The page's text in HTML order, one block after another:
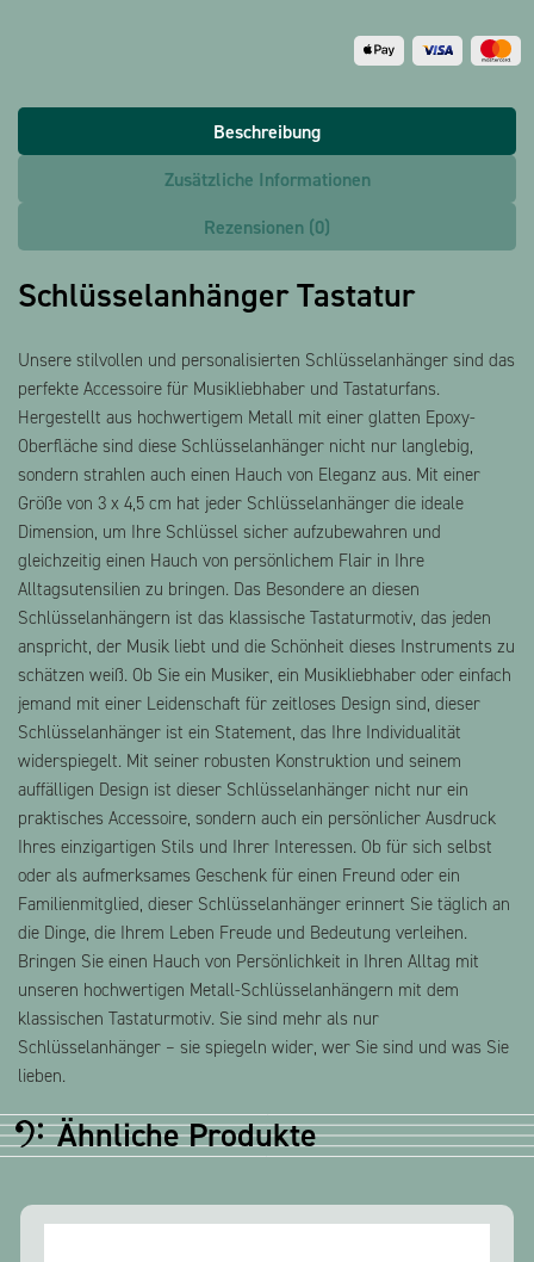
Beschreibung
Zusätzliche Informationen
Rezensionen (0)
Schlüsselanhänger Tastatur
Unsere stilvollen und personalisierten Schlüsselanhänger sind das
perfekte Accessoire für Musikliebhaber und Tastaturfans.
Hergestellt aus hochwertigem Metall mit einer glatten Epoxy-
Oberfläche sind diese Schlüsselanhänger nicht nur langlebig,
sondern strahlen auch einen Hauch von Eleganz aus. Mit einer
Größe von 3 x 4,5 cm hat jeder Schlüsselanhänger die ideale
Dimension, um Ihre Schlüssel sicher aufzubewahren und
gleichzeitig einen Hauch von persönlichem Flair in Ihre
Alltagsutensilien zu bringen. Das Besondere an diesen
Schlüsselanhängern ist das klassische Tastaturmotiv, das jeden
anspricht, der Musik liebt und die Schönheit dieses Instruments zu
schätzen weiß. Ob Sie ein Musiker, ein Musikliebhaber oder einfach
jemand mit einer Leidenschaft für zeitloses Design sind, dieser
Schlüsselanhänger ist ein Statement, das Ihre Individualität
widerspiegelt. Mit seiner robusten Konstruktion und seinem
auffälligen Design ist dieser Schlüsselanhänger nicht nur ein
praktisches Accessoire, sondern auch ein persönlicher Ausdruck
Ihres einzigartigen Stils und Ihrer Interessen. Ob für sich selbst
oder als aufmerksames Geschenk für einen Freund oder ein
Familienmitglied, dieser Schlüsselanhänger erinnert Sie täglich an
die Dinge, die Ihrem Leben Freude und Bedeutung verleihen.
Bringen Sie einen Hauch von Persönlichkeit in Ihren Alltag mit
unseren hochwertigen Metall-Schlüsselanhängern mit dem
klassischen Tastaturmotiv. Sie sind mehr als nur
Schlüsselanhänger – sie spiegeln wider, wer Sie sind und was Sie
lieben.
Ähnliche Produkte